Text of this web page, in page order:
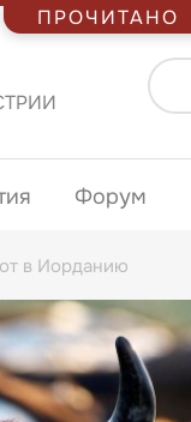
Форум
в Иорданию
ПРОЧИТАНО